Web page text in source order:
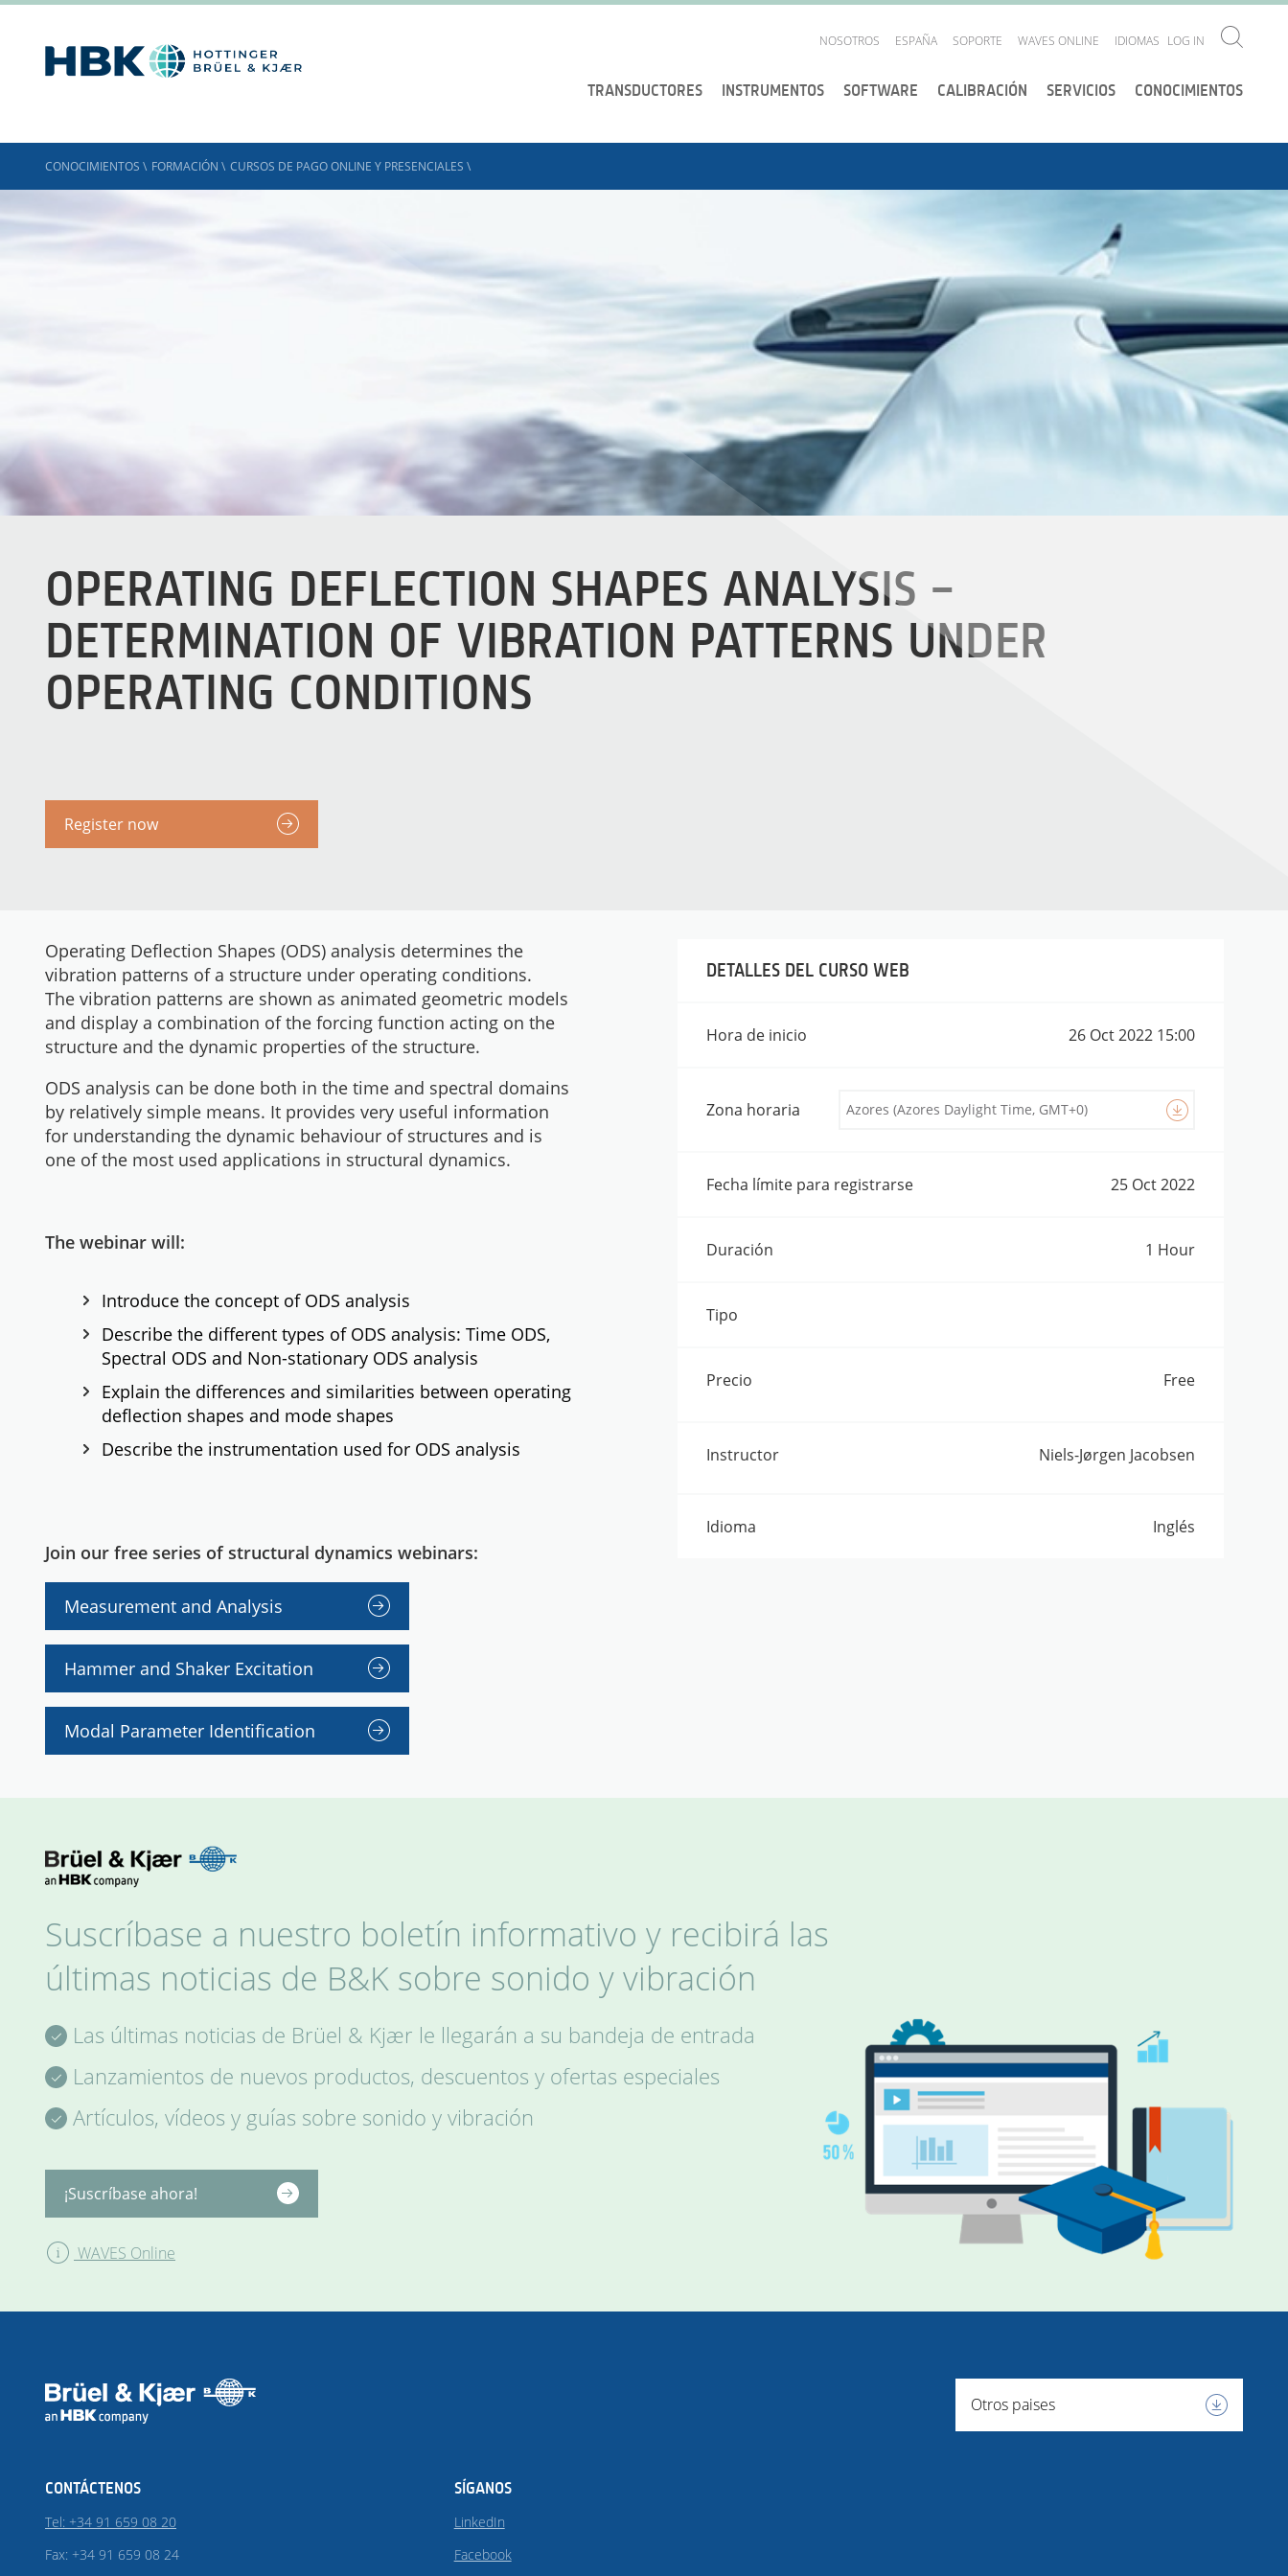
NOSOTROS ESPAÑA SOPORTE WAVES ONLINE IDIOMAS LOG IN
TRANSDUCTORES INSTRUMENTOS SOFTWARE CALIBRACIÓN SERVICIOS CONOCIMIENTOS
CONOCIMIENTOS \ FORMACIÓN \ CURSOS DE PAGO ONLINE Y PRESENCIALES \
OPERATING DEFLECTION SHAPES ANALYSIS –
DETERMINATION OF VIBRATION PATTERNS UNDER
OPERATING CONDITIONS
Register now
Operating Deflection Shapes (ODS) analysis determines the
vibration patterns of a structure under operating conditions.
The vibration patterns are shown as animated geometric models
and display a combination of the forcing function acting on the
structure and the dynamic properties of the structure.
ODS analysis can be done both in the time and spectral domains
by relatively simple means. It provides very useful information
for understanding the dynamic behaviour of structures and is
one of the most used applications in structural dynamics.
The webinar will:
Introduce the concept of ODS analysis
Describe the different types of ODS analysis: Time ODS,
Spectral ODS and Non-stationary ODS analysis
Explain the differences and similarities between operating
deflection shapes and mode shapes
Describe the instrumentation used for ODS analysis
Join our free series of structural dynamics webinars:
Measurement and Analysis
Hammer and Shaker Excitation
Modal Parameter Identification
DETALLES DEL CURSO WEB
Hora de inicio 26 Oct 2022 15:00
Zona horaria
Fecha límite para registrarse 25 Oct 2022
Duración 1 Hour
Tipo
Precio Free
Instructor Niels-Jørgen Jacobsen
Idioma Inglés
Suscríbase a nuestro boletín informativo y recibirá las
últimas noticias de B&K sobre sonido y vibración
Las últimas noticias de Brüel & Kjær le llegarán a su bandeja de entrada
Lanzamientos de nuevos productos, descuentos y ofertas especiales
Artículos, vídeos y guías sobre sonido y vibración
¡Suscríbase ahora!
WAVES Online
Otros paises
CONTÁCTENOS
Tel: +34 91 659 08 20
Fax: +34 91 659 08 24
SÍGANOS
LinkedIn
Facebook